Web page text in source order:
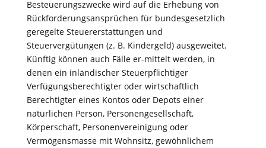
Besteuerungszwecke wird auf die Erhebung von
Rückforderungsansprüchen für bundesgesetzlich
geregelte Steuererstattungen und
Steuervergütungen (z. B. Kindergeld) ausgeweitet.
Künftig können auch Fälle er-mittelt werden, in
denen ein inländischer Steuerpﬂichtiger
Verfügungsberechtigter oder wirtschaftlich
Berechtigter eines Kontos oder Depots einer
natürlichen Person, Personengesellschaft,
Körperschaft, Personenvereinigung oder
Vermögensmasse mit Wohnsitz, gewöhnlichem